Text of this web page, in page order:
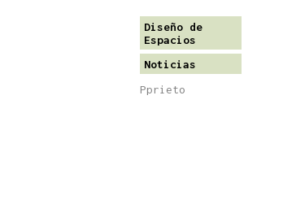
Diseño de
Espacios
Noticias
Pprieto